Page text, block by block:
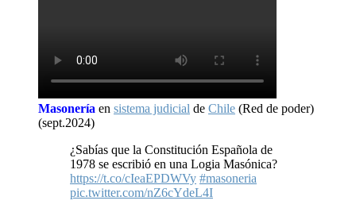
Masonería en sistema judicial de Chile (Red de poder)
(sept.2024)
¿Sabías que la Constitución Española de
1978 se escribió en una Logia Masónica?
https://t.co/cIeaEPDWVy #masoneria
pic.twitter.com/nZ6cYdeL4I